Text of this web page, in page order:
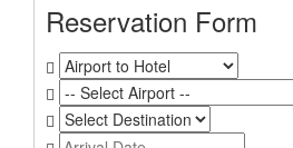
Reservation Form